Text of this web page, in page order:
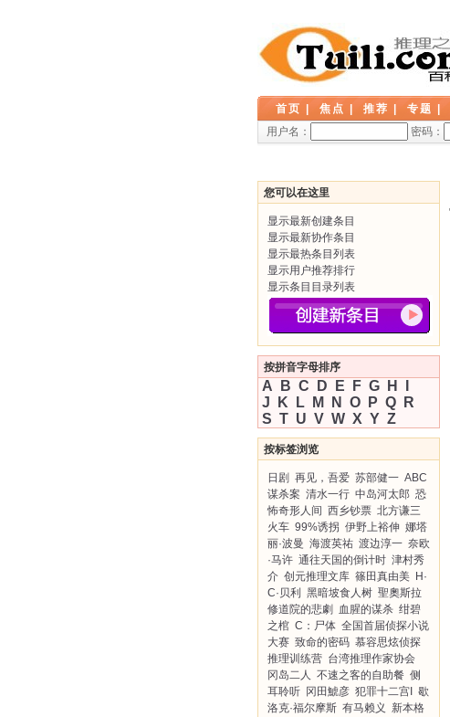
首页 焦点 推荐 专题
用户名：
密码：
您可以在这里
显示最新创建条目
显示最新协作条目
显示最热条目列表
显示用户推荐排行
显示条目目录列表
按拼音字母排序
A B C D E F G H
J
K L M N O P Q
R
S T U V W X Y Z
按标签浏览
日剧 再见，吾爱 苏部健一 ABC
谋杀案 清水一行 中岛河太郎 恐
怖奇形人间 西乡钞票 北方谦三
火车 99%诱拐 伊野上裕伸 娜塔
丽·波曼 海渡英祐 渡边淳一 奈欧
·马许 通往天国的倒计时 津村秀
介 创元推理文库 篠田真由美 H·
C·贝利
黑暗坡食人树 聖奧斯拉
修道院的悲劇
血腥的谋杀 绀碧
之棺 C：尸体 全国首届侦探小说
大赛 致命的密码 慕容思炫侦探
推理训练营 台湾推理作家协会
冈岛二人 不速之客的自助餐 侧
耳聆听 冈田鯱彦 犯罪十二宫I
歇
洛克·福尔摩斯 有马赖义
新本格